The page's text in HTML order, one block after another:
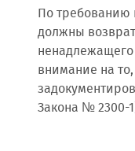
По требованию
должны
ненадлежащего
внимание на
Закона № 2300-